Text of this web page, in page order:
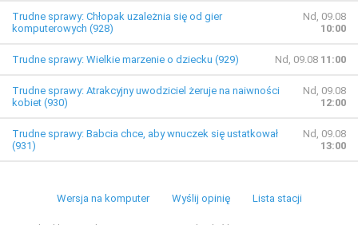
Trudne sprawy: Chłopak uzależnia się od gier
komputerowych (928)
Nd, 09.08
10:00
Trudne sprawy: Wielkie marzenie o dziecku (929) Nd, 09.08 11:00
Trudne sprawy: Atrakcyjny uwodziciel żeruje na naiwności
kobiet (930)
Nd, 09.08
12:00
Trudne sprawy: Babcia chce, aby wnuczek się ustatkował
(931)
Nd, 09.08
13:00
Wersja na komputer Wyślij opinię Lista stacji